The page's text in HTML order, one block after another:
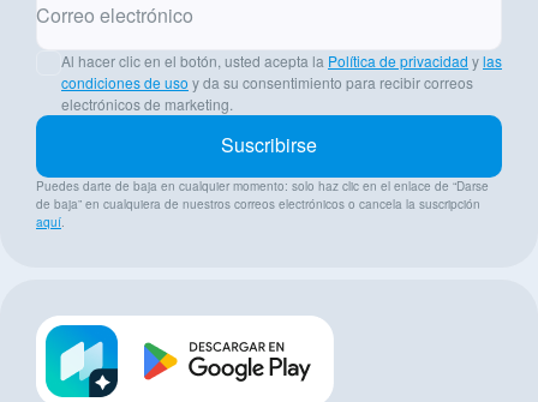
Correo electrónico
Al hacer clic en el botón, usted acepta la Política de privacidad ylas
condiciones de uso y da su consentimiento para recibir correos
electrónicos de marketing.
Suscribirse
Puedes darte de baja en cualquier momento: solo haz clic en el enlace de “Darse
de baja” en cualquiera de nuestros correos electrónicos o cancela la suscripción
aquí.